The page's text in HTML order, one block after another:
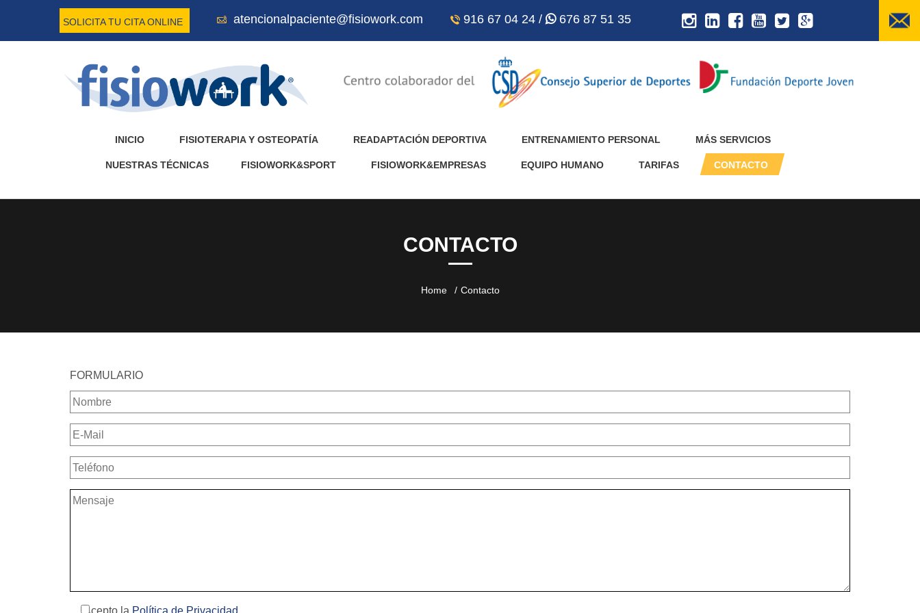
SOLICITA TU CITA ONLINE atencionalpaciente@fisiowork.com 916 67 04 24 / 676 87 51 35
INICIO FISIOTERAPIA Y OSTEOPATÍA READAPTACIÓN DEPORTIVA ENTRENAMIENTO PERSONAL MÁS SERVICIOS
NUESTRAS TÉCNICAS FISIOWORK&SPORT FISIOWORK&EMPRESAS EQUIPO HUMANO TARIFAS CONTACTO
CONTACTO
Home Contacto
FORMULARIO
Acepto la Política de Privacidad